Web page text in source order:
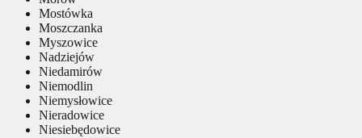
Mostówka
Moszczanka
Myszowice
Nadziejów
Niedamirów
Niemodlin
Niemysłowice
Nieradowice
Niesiebędowice